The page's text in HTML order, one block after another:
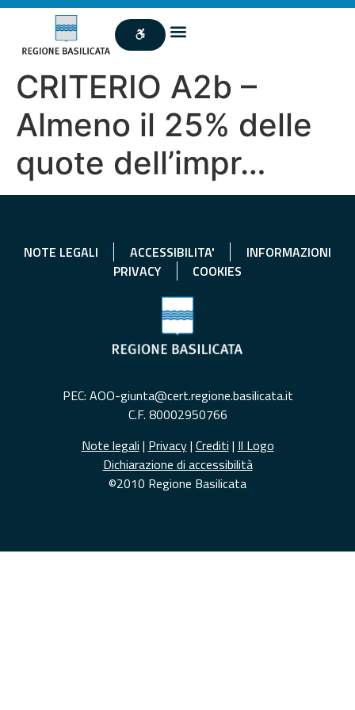
CRITERIO A2b –
Almeno il 25% delle
quote dell’impr…
NOTE LEGALI ACCESSIBILITA'
INFORMAZIONI
PRIVACY
COOKIES
PEC: AOO-giunta@cert.regione.basilicata.it
C.F. 80002950766
Note legali | Privacy| Crediti | Il Logo
Dichiarazione di accessibilità
©2010 Regione Basilicata